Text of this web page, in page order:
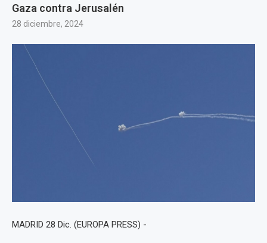
Gaza contra Jerusalén
28 diciembre, 2024
MADRID 28 Dic. (EUROPA PRESS) -